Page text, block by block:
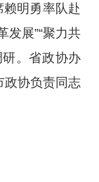
明勇率队赴
发展”“聚力共
。省政协办
政协负责同志